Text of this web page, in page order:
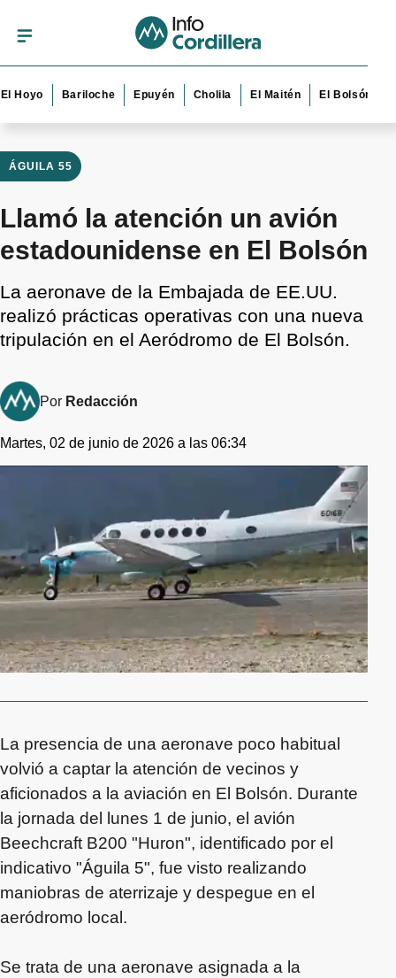
Bariloche Epuyén Cholila El Maitén El Bolsón
ÁGUILA 55
Llamó la atención un avión
estadounidense en El Bolsón
La aeronave de la Embajada de EE.UU.
realizó prácticas operativas con una nueva
tripulación en el Aeródromo de El Bolsón.
Por Redacción
Martes, 02 de junio de 2026 a las 06:34
La presencia de una aeronave poco habitual
volvió a captar la atención de vecinos y
aficionados a la aviación en El Bolsón. Durante
la jornada del lunes 1 de junio, el avión
Beechcraft B200 "Huron", identificado por el
indicativo "Águila 5", fue visto realizando
maniobras de aterrizaje y despegue en el
aeródromo local.
Se trata de una aeronave asignada a la